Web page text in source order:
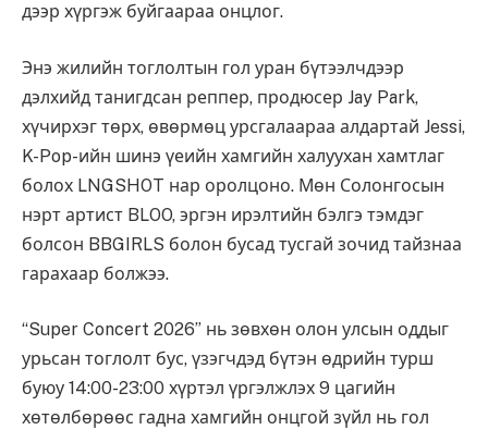
дээр хүргэж буйгаараа онцлог.
Энэ жилийн тоглолтын гол уран бүтээлчдээр
дэлхийд танигдсан реппер, продюсер Jay Park,
хүчирхэг төрх, өвөрмөц урсгалаараа алдартай Jessi,
K-Pop-ийн шинэ үеийн хамгийн халуухан хамтлаг
болох LNGSHOT нар оролцоно. Мөн Солонгосын
нэрт артист BLOO, эргэн ирэлтийн бэлгэ тэмдэг
болсон BBGIRLS болон бусад тусгай зочид тайзнаа
гарахаар болжээ.
“Super Concert 2026” нь зөвхөн олон улсын оддыг
урьсан тоглолт бус, үзэгчдэд бүтэн өдрийн турш
буюу 14:00-23:00 хүртэл үргэлжлэх 9 цагийн
хөтөлбөрөөс гадна хамгийн онцгой зүйл нь гол